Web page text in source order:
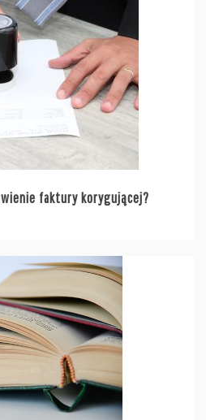
faktury korygującej?